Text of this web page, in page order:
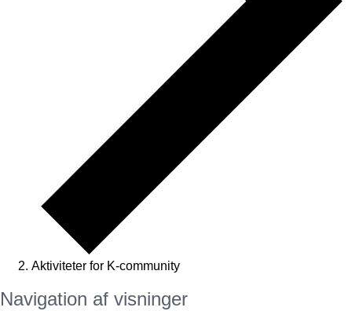
Aktiviteter for K-community
Begivenheder
Navigation af visninger